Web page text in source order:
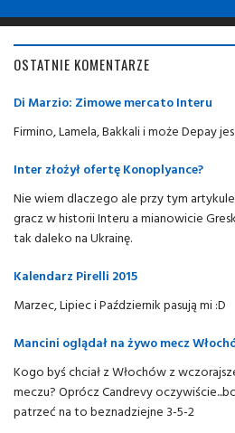
OSTATNIE KOMENTARZE
Di Marzio: Zimowe mercato Interu
Firmino, Lamela, Bakkali i może Depay
Inter złożył ofertę Konoplyance?
Nie wiem dlaczego ale przy tym
gracz w historii Interu a mianowicie
tak daleko na Ukrainę.
Kalendarz Pirelli 2015
Marzec, Lipiec i Październik pasują mi :D
Mancini oglądał na żywo mecz
Kogo byś chciał z Włochów z
meczu? Oprócz Candrevy
patrzeć na to beznadziejne 3-5-2